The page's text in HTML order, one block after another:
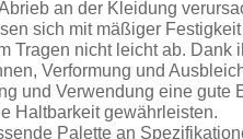
an der Kleidung
sich mit mäßiger
Tragen nicht leicht ab. Dank
Verformung und
und Verwendung eine gute
Haltbarkeit gewährleisten.
Palette an